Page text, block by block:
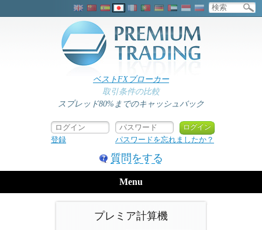
ベストFXブローカー
取引条件の比較
スプレッド80%までのキャッシュバック
登録 パスワードを忘れましたか？
質問をする
Menu
プレミア計算機